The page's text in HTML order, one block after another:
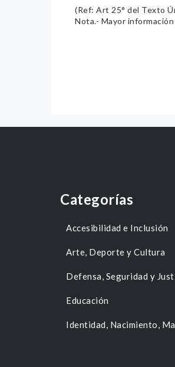
(Ref: Art 25° del Texto
Nota.- Mayor
Categorías
Accesibilidad e Inclusión
Arte, Deporte y Cultura
Defensa, Seguridad y
Educación
Identidad, Nacimiento,